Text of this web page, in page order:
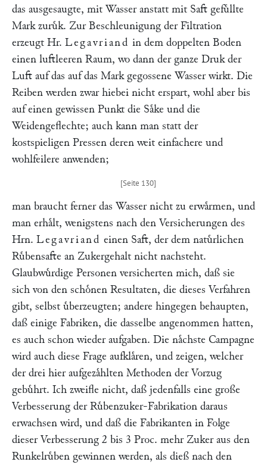
das ausgesaugte, mit Wasser anstatt mit Saft gefuͤllte
Mark zuruͤk. Zur Beschleunigung der Filtration
erzeugt Hr. Legavriand in dem doppelten Boden
einen luftleeren Raum, wo dann der ganze Druk der
Luft auf das auf das Mark gegossene Wasser wirkt. Die
Reiben werden zwar hiebei nicht erspart, wohl aber bis
auf einen gewissen Punkt die Saͤke und die
Weidengeflechte; auch kann man statt der
kostspieligen Pressen deren weit einfachere und
wohlfeilere anwenden;
man braucht ferner das Wasser nicht zu erwaͤrmen, und
man erhaͤlt, wenigstens nach den Versicherungen des
Hrn. Legavriand einen Saft, der dem natuͤrlichen
Ruͤbensafte an Zukergehalt nicht nachsteht.
Glaubwuͤrdige Personen versicherten mich, daß sie
sich von den schoͤnen Resultaten, die dieses Verfahren
gibt, selbst uͤberzeugten; andere hingegen behaupten,
daß einige Fabriken, die dasselbe angenommen hatten,
es auch schon wieder aufgaben. Die naͤchste Campagne
wird auch diese Frage aufklaͤren, und zeigen, welcher
der drei hier aufgezaͤhlten Methoden der Vorzug
gebuͤhrt. Ich zweifle nicht, daß jedenfalls eine große
Verbesserung der Ruͤbenzuker-Fabrikation daraus
erwachsen wird, und daß die Fabrikanten in Folge
dieser Verbesserung 2 bis 3 Proc. mehr Zuker aus den
Runkelruͤben gewinnen werden, als dieß nach den